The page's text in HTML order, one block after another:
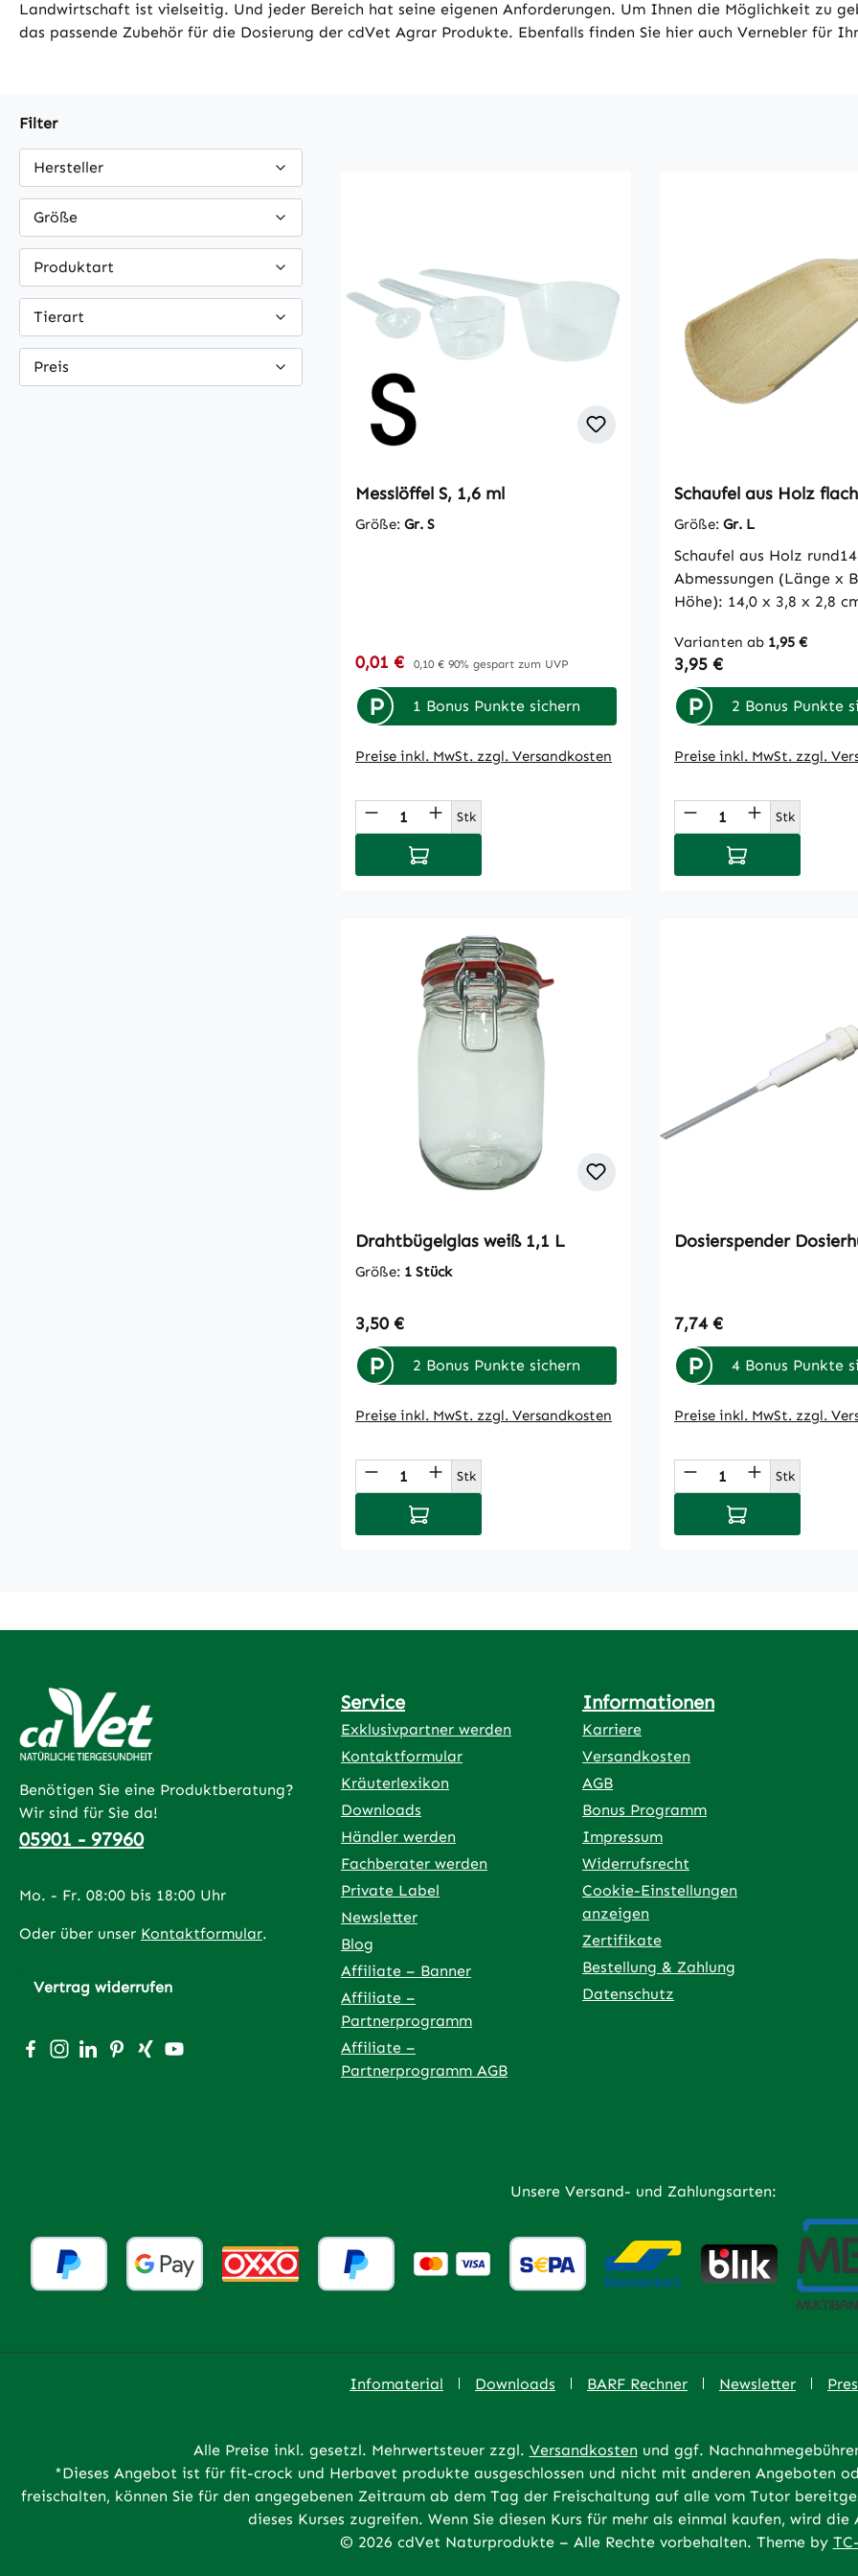
Landwirtschaft ist vielseitig. Und jeder Bereich hat seine eigenen Anforderungen. Um Ihnen die Möglichkeit zu
das passende Zubehör für die Dosierung der cdVet Agrar Produkte. Ebenfalls finden Sie hier auch Vernebler für
Filter
Hersteller
Größe
Produktart
Tierart
Preis
Messlöffel S, 1,6 ml
Größe: Gr. S
Verkaufspreis:
0,01 € Regulärer Preis:
0,10 € 90% gespart zum UVP
P 1 Bonus Punkte sichern
Preise inkl. MwSt. zzgl. Versandkosten
Produkt Anzahl: Gib den gewünschten Wert
Stk
In den Warenkorb
Schaufel aus Holz
Größe: Gr. L
Schaufel aus Holz
Abmessungen (Länge x
Höhe): 14,0 x 3,8 x 2,8 cm
(Länge x Breite x Höhe):
x 1,7 cm
Varianten ab1,95 €
Regulärer Preis:
3,95 €
P 2 Bonus Punkte
Preise inkl. MwSt. zzgl.
Produkt Stk
In den Warenkorb
Drahtbügelglas weiß 1,1 L
Größe: 1 Stück
Regulärer Preis:
3,50 €
P 2 Bonus Punkte sichern
Preise inkl. MwSt. zzgl. Versandkosten
Produkt Anzahl: Gib den gewünschten Wert
Stk
In den Warenkorb
Dosierspender
Regulärer Preis:
7,74 €
P 4 Bonus Punkte
Preise inkl. MwSt. zzgl.
Produkt Stk
In den Warenkorb
Benötigen Sie eine Produktberatung?
Wir sind für Sie da!
05901 - 97960
Mo. - Fr. 08:00 bis 18:00 Uhr
Oder über unser Kontaktformular.
Vertrag widerrufen
Besuche uns auf Facebook – öffnet in neuem Tab (externer Link)
Schau auf Instagram vorbei – öffnet in neuem Tab (externer Link)
Vernetze dich mit uns auf LinkedIn – öffnet in neuem Tab (externer Link)
Lass dich auf Pinterest inspirieren – öffnet in neuem Tab (externer Link)
Vernetze dich mit uns auf Xing – öffnet in neuem Tab (externer Link)
Sieh dir unsere Videos auf YouTube an – öffnet in neuem Tab (externer Link)
Service
Exklusivpartner werden
Kontaktformular
Kräuterlexikon
Downloads
Händler werden
Fachberater werden
Private Label
Newsletter
Blog
Affiliate – Banner
Affiliate –
Partnerprogramm
Affiliate –
Partnerprogramm AGB
Informationen
Karriere
Versandkosten
AGB
Bonus Programm
Impressum
Widerrufsrecht
Cookie-Einstellungen
anzeigen
Zertifikate
Bestellung & Zahlung
Datenschutz
Unsere Versand- und Zahlungsarten:
Infomaterial Downloads BARF Rechner Newsletter
Alle Preise inkl. gesetzl. Mehrwertsteuer zzgl. Versandkosten und ggf.
*Dieses Angebot ist für fit-crock und Herbavet produkte ausgeschlossen und nicht mit anderen Angeboten
freischalten, können Sie für den angegebenen Zeitraum ab dem Tag der Freischaltung auf alle vom Tutor
dieses Kurses zugreifen. Wenn Sie diesen Kurs für mehr als einmal kaufen, wird
© 2026 cdVet Naturprodukte – Alle Rechte vorbehalten. Theme by